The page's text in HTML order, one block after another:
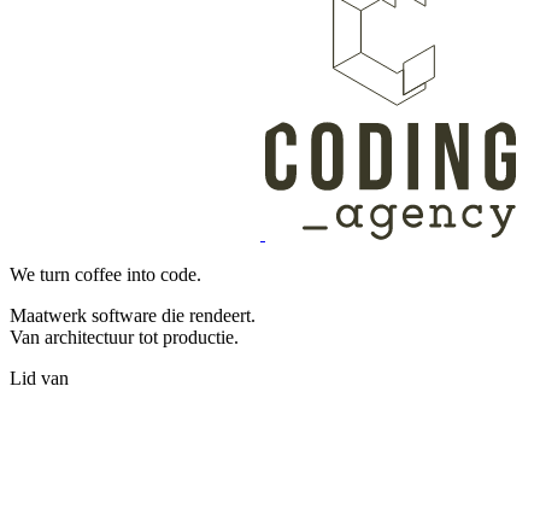
We turn coffee into code.
Maatwerk software die rendeert.
Van architectuur tot productie.
Lid van